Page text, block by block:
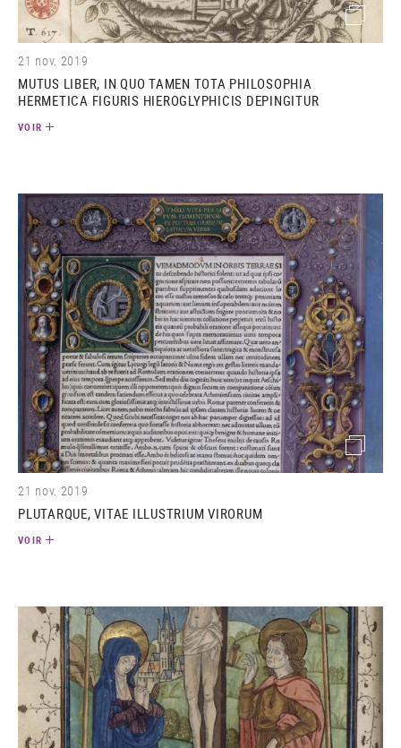
(image)
21 nov. 2019
MUTUS LIBER, IN QUO TAMEN TOTA PHILOSOPHIA
HERMETICA FIGURIS HIEROGLYPHICIS DEPINGITUR
VOIR
(image)
21 nov. 2019
PLUTARQUE, VITAE ILLUSTRIUM VIRORUM
VOIR